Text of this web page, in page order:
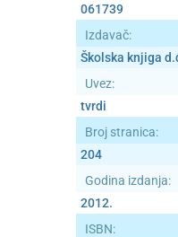
Osnovna škola
Četvrti razred
Deveti razred
Lektira
061739
Izdavač:
Školska knjiga
Uvez:
tvrdi
Broj stranica:
204
Godina izdanja:
2012.
ISBN: